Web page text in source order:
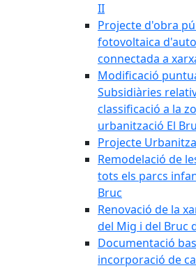
II
Projecte d'obra
fotovoltaica
connectada a
Modificació
Subsidiàries
classificació a la
urbanització El
Projecte
Remodelació de
tots els parcs
Bruc
Renovació de la
del Mig i del Bruc
Documentació
incorporació de